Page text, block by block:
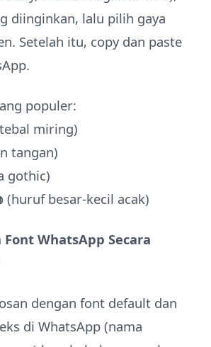
diinginkan, lalu pilih gaya
Setelah itu, copy dan paste
populer:
miring)
tangan)
gothic)
(huruf besar-kecil acak)
WhatsApp Secara
dengan font default dan
di WhatsApp (nama